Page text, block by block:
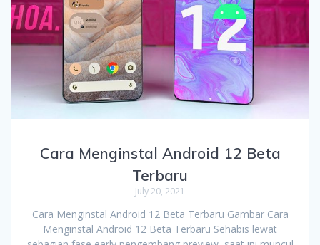
Cara Menginstal Android 12 Beta
Terbaru
July 20, 2021
Cara Menginstal Android 12 Beta Terbaru Gambar Cara
Menginstal Android 12 Beta Terbaru Sehabis lewat